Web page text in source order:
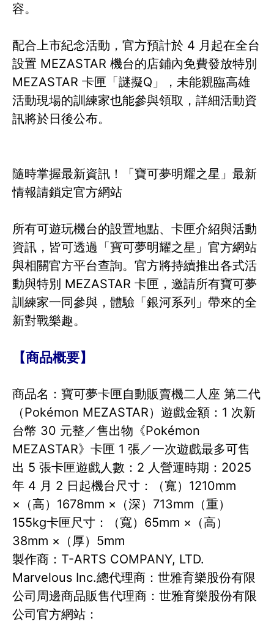
容。
配合上市紀念活動，官方預計於 4 月起在全台
設置 MEZASTAR 機台的店鋪內免費發放特別
MEZASTAR 卡匣「謎擬Q」，未能親臨高雄
活動現場的訓練家也能參與領取，詳細活動資
訊將於日後公布。
隨時掌握最新資訊！「寶可夢明耀之星」最新
情報請鎖定官方網站
所有可遊玩機台的設置地點、卡匣介紹與活動
資訊，皆可透過「寶可夢明耀之星」官方網站
與相關官方平台查詢。官方將持續推出各式活
動與特別 MEZASTAR 卡匣，邀請所有寶可夢
訓練家一同參與，體驗「銀河系列」帶來的全
新對戰樂趣。
【商品概要】
商品名：寶可夢卡匣自動販賣機二人座 第二代
（Pokémon MEZASTAR）遊戲金額：1 次新
台幣 30 元整／售出物《Pokémon
MEZASTAR》卡匣 1 張／一次遊戲最多可售
出 5 張卡匣遊戲人數：2 人營運時期：2025
年 4 月 2 日起機台尺寸：（寬）1210mm
×（高）1678mm ×（深）713mm（重）
155kg卡匣尺寸：（寬）65mm ×（高）
38mm ×（厚）5mm
製作商：T-ARTS COMPANY, LTD.
Marvelous Inc.總代理商：世雅育樂股份有限
公司周邊商品販售代理商：世雅育樂股份有限
公司官方網站：